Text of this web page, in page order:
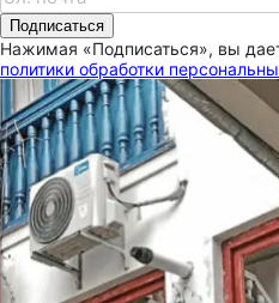
Подписаться
Нажимая «Подписаться», вы
политики обработки